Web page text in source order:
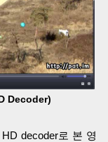
Decoder)
decoder로 본 영